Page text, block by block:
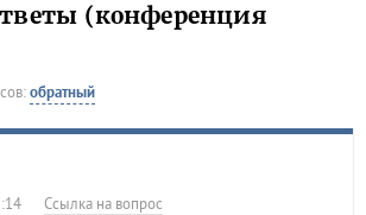
(конференция
обратный
Ссылка на вопрос